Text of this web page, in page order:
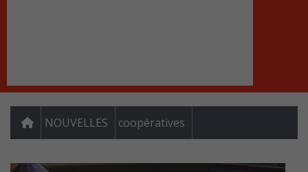
NOUVELLES coopératives